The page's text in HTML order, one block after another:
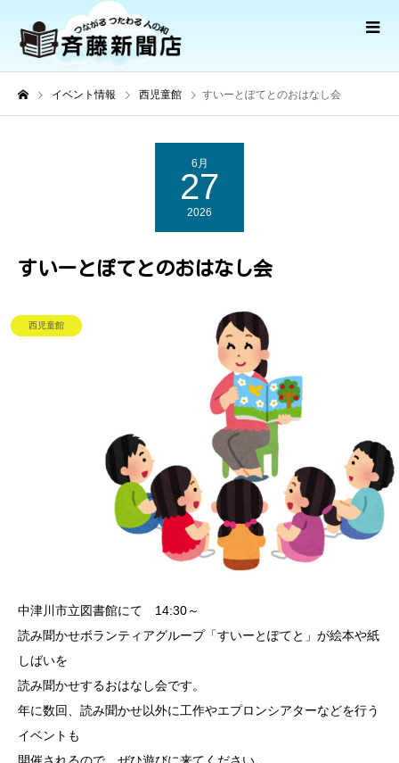
イベント情報 西児童館 すいーとぽてとのおはなし会
6月
27
2026
すいーとぽてとのおはなし会
西児童館
中津川市立図書館にて 14:30～
読み聞かせボランティアグループ「すいーとぽてと」が絵本や紙
しばいを
読み聞かせするおはなし会です。
年に数回、読み聞かせ以外に工作やエプロンシアターなどを行う
イベントも